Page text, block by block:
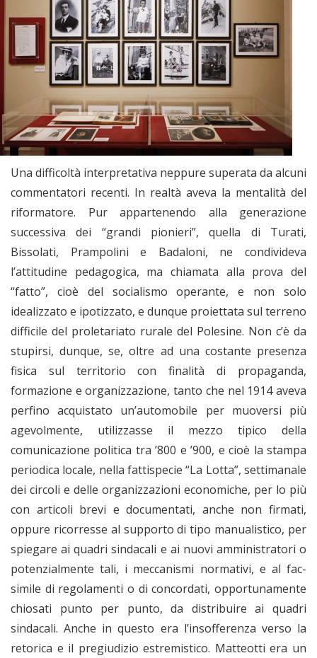
Una difficoltà interpretativa neppure superata da alcuni
commentatori recenti. In realtà aveva la mentalità del
riformatore. Pur appartenendo alla generazione
successiva dei “grandi pionieri”, quella di Turati,
Bissolati, Prampolini e Badaloni, ne condivideva
l’attitudine pedagogica, ma chiamata alla prova del
“fatto”, cioè del socialismo operante, e non solo
idealizzato e ipotizzato, e dunque proiettata sul terreno
difficile del proletariato rurale del Polesine. Non c’è da
stupirsi, dunque, se, oltre ad una costante presenza
fisica sul territorio con finalità di propaganda,
formazione e organizzazione, tanto che nel 1914 aveva
perfino acquistato un’automobile per muoversi più
agevolmente, utilizzasse il mezzo tipico della
comunicazione politica tra ’800 e ’900, e cioè la stampa
periodica locale, nella fattispecie “La Lotta”, settimanale
dei circoli e delle organizzazioni economiche, per lo più
con articoli brevi e documentati, anche non firmati,
oppure ricorresse al supporto di tipo manualistico, per
spiegare ai quadri sindacali e ai nuovi amministratori o
potenzialmente tali, i meccanismi normativi, e al fac-
simile di regolamenti o di concordati, opportunamente
chiosati punto per punto, da distribuire ai quadri
sindacali. Anche in questo era l’insofferenza verso la
retorica e il pregiudizio estremistico. Matteotti era un